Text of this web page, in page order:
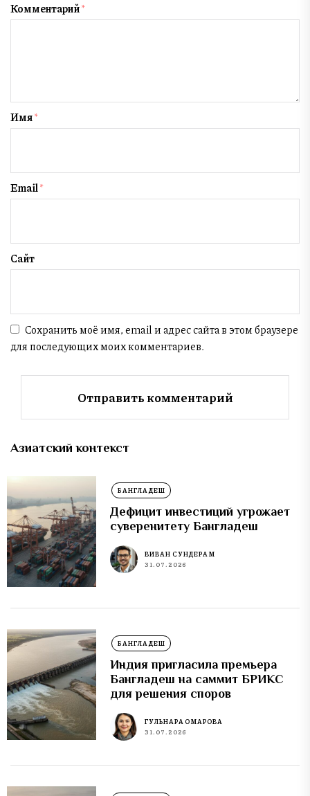
Комментарий*
Имя*
Email*
Сайт
Сохранить моё имя, email и адрес сайта в этом браузере
для последующих моих комментариев.
Азиатский контекст
БАНГЛАДЕШ
Дефицит инвестиций угрожает
суверенитету Бангладеш
ВИВАН СУНДЕРАМ
31.07.2026
БАНГЛАДЕШ
Индия пригласила премьера
Бангладеш на саммит БРИКС
для решения споров
ГУЛЬНАРА ОМАРОВА
31.07.2026